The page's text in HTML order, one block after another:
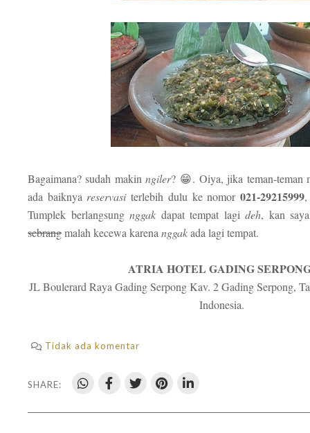
Bagaimana? sudah makinngiler? 😁. Oiya, jika teman-teman
ada baiknya reservasiterlebih dulu ke nomor 021-29215999,
Tumplek berlangsungnggak dapat tempat lagideh, kan
sebrangmalah kecewa karena nggakada lagi tempat.
ATRIA HOTEL GADING
JL Boulerard Raya Gading Serpong Kav. 2 Gading Serpong,
Indonesia.
Tidak ada komentar
SHARE: